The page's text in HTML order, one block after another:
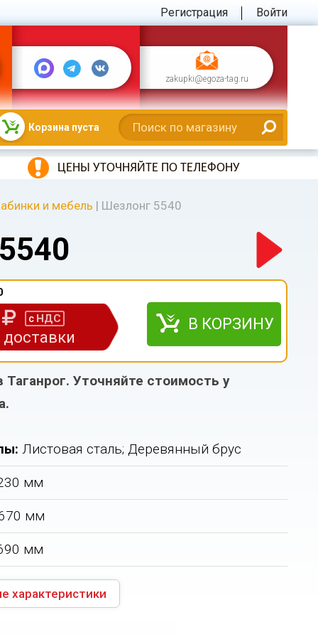
Регистрация Войти
zakupki@egoza-tag.ru
Корзина пуста
ЦЕНЫ УТОЧНЯЙТЕ ПО ТЕЛЕФОНУ
и мебель | Шезлонг 5540
с НДС
доставки
В КОРЗИНУ
Таганрог. Уточняйте стоимость у
Листовая сталь; Деревянный брус
мм
мм
мм
характеристики